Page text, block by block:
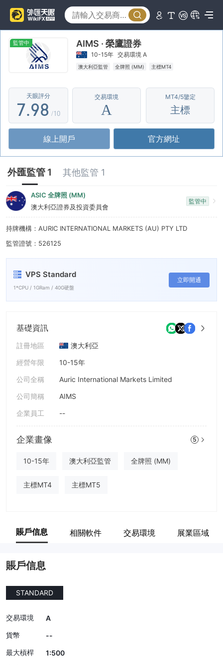
監管中 AIMS · 榮鷹證券
10-15年 交易環境 A
澳大利亞監管 全牌照 (MM) 主標MT4
天眼評分
2
3
4
6
7
8
9
.
4
5
6
7
8
9
3
4
5
6
7
8
9
/10
交易環境
A
MT4/5鑒定
主標
線上開戶 官方網址
外匯監管 1 其他監管 1
ASIC 全牌照 (MM)
澳大利亞證券及投資委員會
監管中
持牌機構：AURIC INTERNATIONAL MARKETS (AU) PTY LTD
監管證號：526125
VPS Standard
1*CPU / 1GRam / 40G硬盤
立即開通
基礎資訊
註冊地區
澳大利亞
經營年限
10-15年
公司全稱
Auric International Markets Limited
公司簡稱
AIMS
企業員工
--
企業畫像 5
10-15年 澳大利亞監管 全牌照 (MM)
主標MT4 主標MT5
賬戶信息 相關軟件 交易環境 展業區域
賬戶信息
STANDARD
交易環境
A
貨幣
--
最大槓桿
1:500